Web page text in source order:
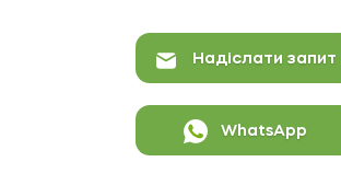
Надіслати запит
WhatsApp